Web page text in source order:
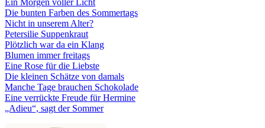
Ein Morgen voller Licht
Die bunten Farben des Sommertags
Nicht in unserem Alter?
Petersilie Suppenkraut
Plötzlich war da ein Klang
Blumen immer freitags
Eine Rose für die Liebste
Die kleinen Schätze von damals
Manche Tage brauchen Schokolade
Eine verrückte Freude für Hermine
„Adieu“, sagt der Sommer